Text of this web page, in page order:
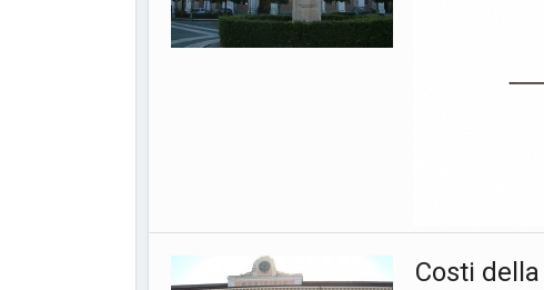
Campobasso
finanziamento
opportunità,
Presidenza
complessivi
Costi della